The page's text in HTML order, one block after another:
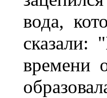
вода,
сказали:
времени